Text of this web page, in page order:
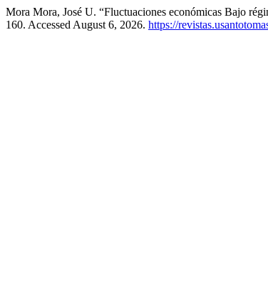
Mora Mora, José U. “Fluctuaciones económicas Bajo
160. Accessed August 6, 2026. https://